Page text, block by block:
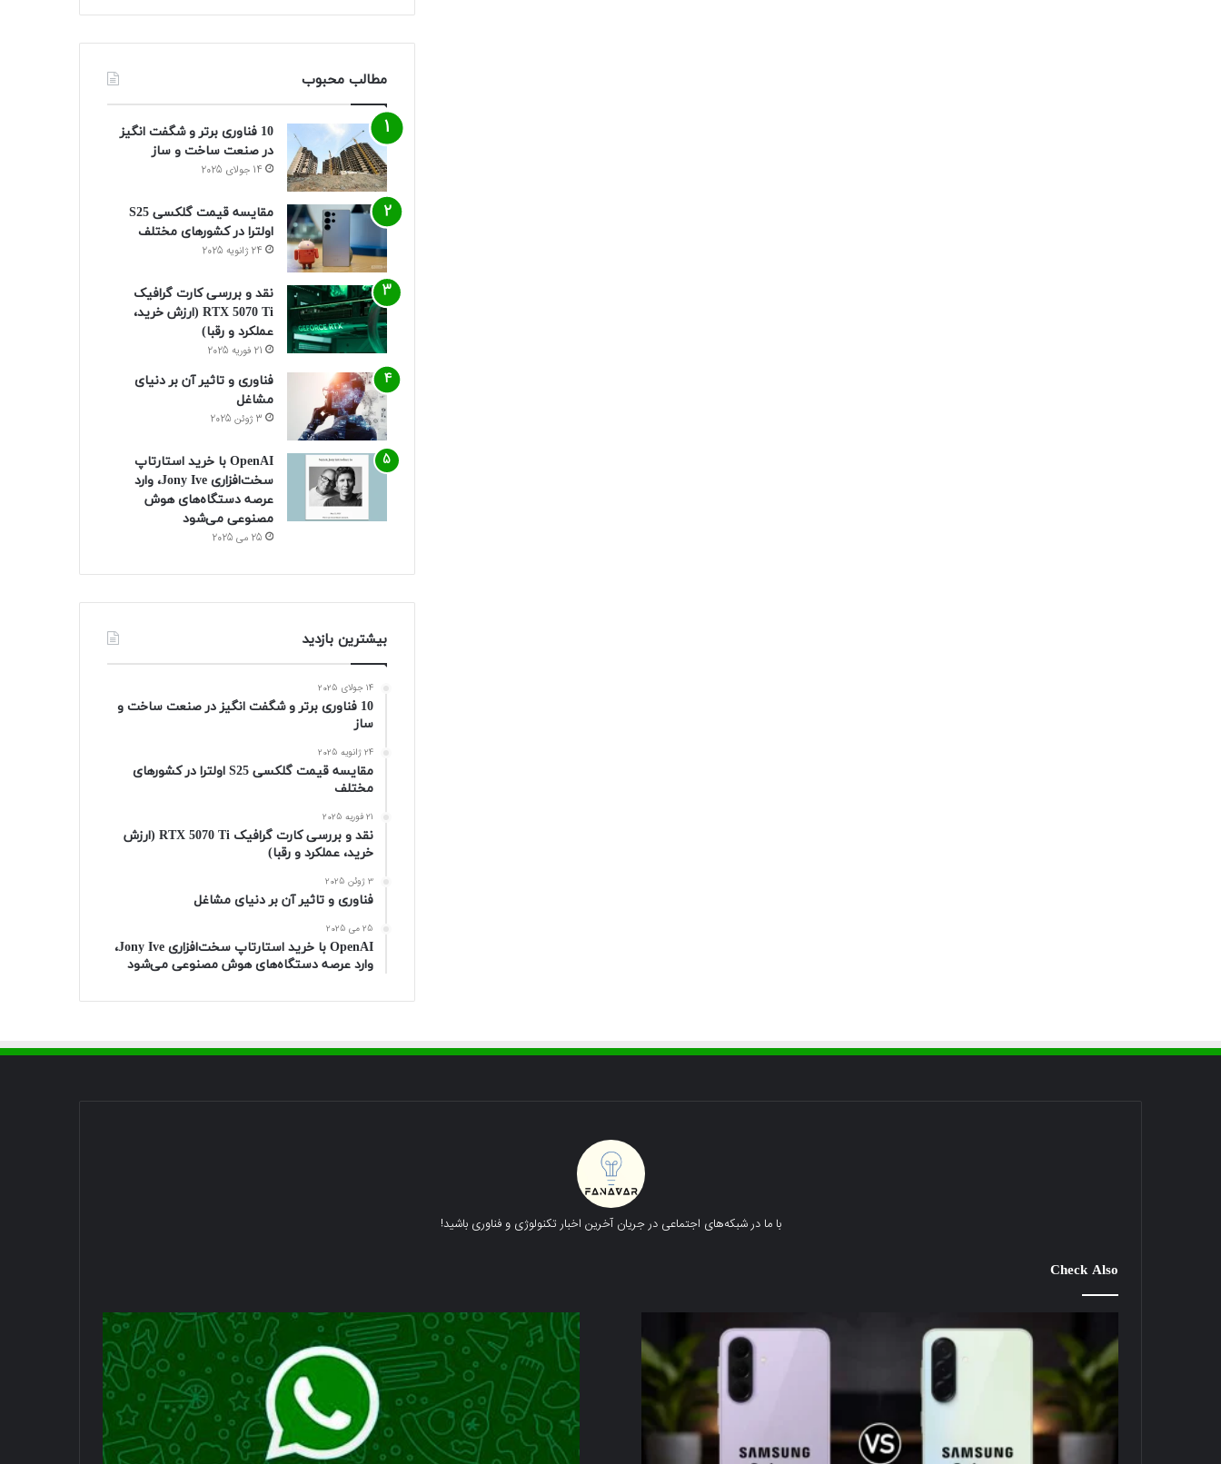
مطالب محبوب
10 فناوری برتر و شگفت انگیز
در صنعت ساخت و ساز
14 جولای 2025
مقایسه قیمت گلکسی S25
اولترا در کشورهای مختلف
24 ژانویه 2025
نقد و بررسی کارت گرافیک
RTX 5070 Ti (ارزش خرید،
عملکرد و رقبا)
21 فوریه 2025
فناوری و تاثیر آن بر دنیای
مشاغل
3 ژوئن 2025
OpenAI با خرید استارتاپ
سخت‌افزاری Jony Ive، وارد
عرصه دستگاه‌های هوش
مصنوعی می‌شود
25 می 2025
بیشترین بازدید
14 جولای 2025
10 فناوری برتر و شگفت انگیز در صنعت ساخت و
ساز
24 ژانویه 2025
مقایسه قیمت گلکسی S25 اولترا در کشورهای
مختلف
21 فوریه 2025
نقد و بررسی کارت گرافیک RTX 5070 Ti (ارزش
خرید، عملکرد و رقبا)
3 ژوئن 2025
فناوری و تاثیر آن بر دنیای مشاغل
25 می 2025
OpenAI با خرید استارتاپ سخت‌افزاری Jony Ive،
وارد عرصه دستگاه‌های هوش مصنوعی می‌شود
با ما در شبکه‌های اجتماعی در جریان آخرین اخبار تکنولوژی و فناوری باشید!
Check Also